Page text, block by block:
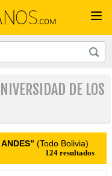
DE LOS
(Todo Bolivia)
124 resultados